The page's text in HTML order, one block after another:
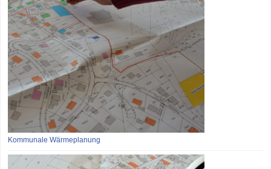
Kommunale Wärmeplanung